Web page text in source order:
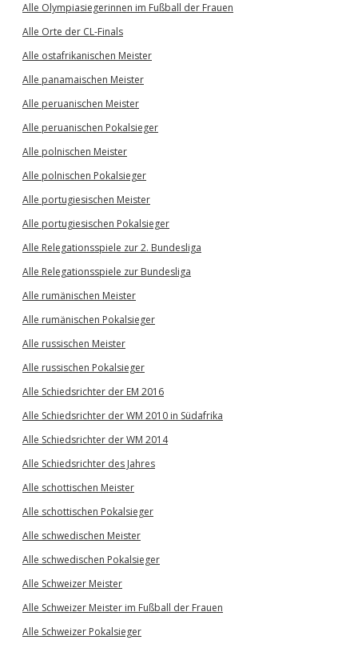
Alle Olympiasiegerinnen im Fußball der Frauen
Alle Orte der CL-Finals
Alle ostafrikanischen Meister
Alle panamaischen Meister
Alle peruanischen Meister
Alle peruanischen Pokalsieger
Alle polnischen Meister
Alle polnischen Pokalsieger
Alle portugiesischen Meister
Alle portugiesischen Pokalsieger
Alle Relegationsspiele zur 2. Bundesliga
Alle Relegationsspiele zur Bundesliga
Alle rumänischen Meister
Alle rumänischen Pokalsieger
Alle russischen Meister
Alle russischen Pokalsieger
Alle Schiedsrichter der EM 2016
Alle Schiedsrichter der WM 2010 in Südafrika
Alle Schiedsrichter der WM 2014
Alle Schiedsrichter des Jahres
Alle schottischen Meister
Alle schottischen Pokalsieger
Alle schwedischen Meister
Alle schwedischen Pokalsieger
Alle Schweizer Meister
Alle Schweizer Meister im Fußball der Frauen
Alle Schweizer Pokalsieger